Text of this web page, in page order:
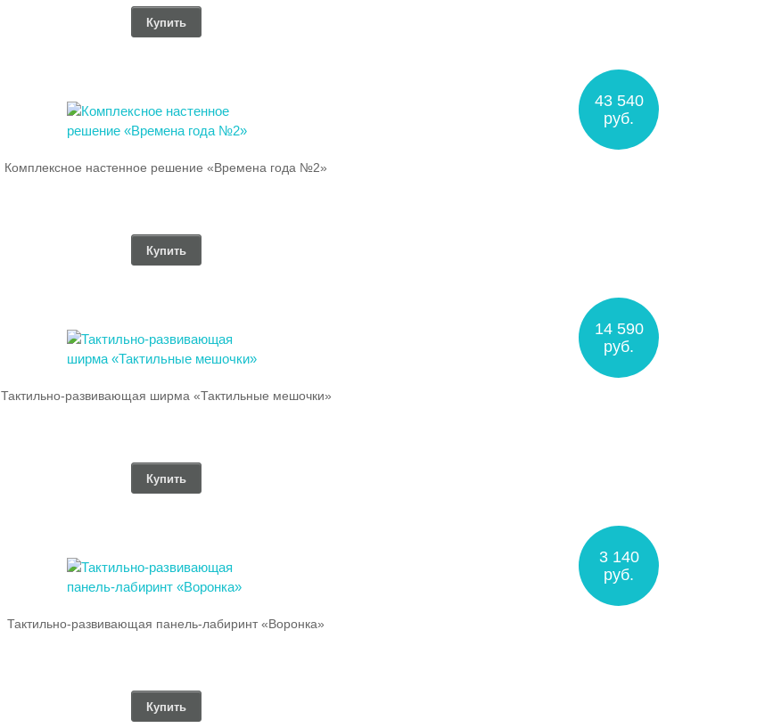
Купить
43 540
руб.
Комплексное настенное решение «Времена года №2»
Купить
14 590
руб.
Тактильно-развивающая ширма «Тактильные мешочки»
Купить
3 140
руб.
Тактильно-развивающая панель-лабиринт «Воронка»
Купить